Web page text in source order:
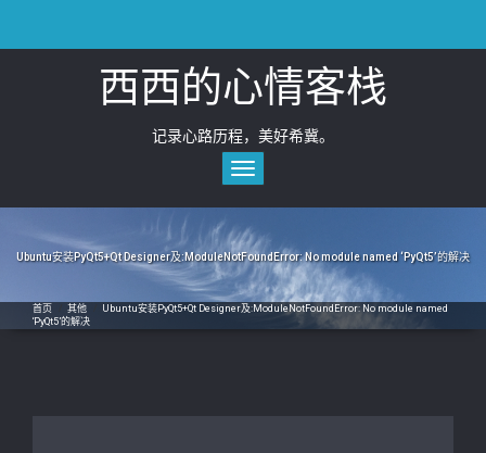
content
西西的心情客栈
记录心路历程，美好希冀。
Toggle
navigation
Ubuntu安装PyQt5+Qt Designer及:ModuleNotFoundError: No module named ‘PyQt5’的解决
首页 其他
Ubuntu安装PyQt5+Qt Designer及:ModuleNotFoundError: No module named
‘PyQt5’的解决